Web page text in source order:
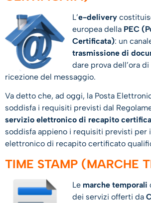
L’e-delivery
europea della PEC
Certificata): un
trasmissione di
dare prova dell’ora
ricezione del messaggio.
Va detto che, ad oggi, la Posta
soddisfa i requisiti previsti dal
servizio elettronico di recapito
soddisfa appieno i requisiti previsti per
elettronico di recapito certificato
TIME STAMP (MARCHE
Le marche temporali
dei servizi offerti da